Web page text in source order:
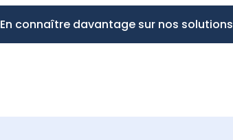
En connaître davantage sur nos solutions